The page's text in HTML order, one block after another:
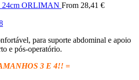
24cm ORLIMAN From 28,41 €
para suporte abdominal e apoio
e pós-operatório.
3 E 4!! =